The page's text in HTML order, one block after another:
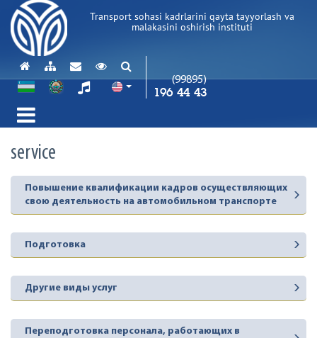
Transport sohasi kadrlarini qayta tayyorlash va
malakasini oshirish instituti
(99895)
196 44 43
service
Повышение квалификации кадров осуществляющих
свою деятельность на автомобильном транспорте
Подготовка
Другие виды услуг
Переподготовка персонала, работающих в